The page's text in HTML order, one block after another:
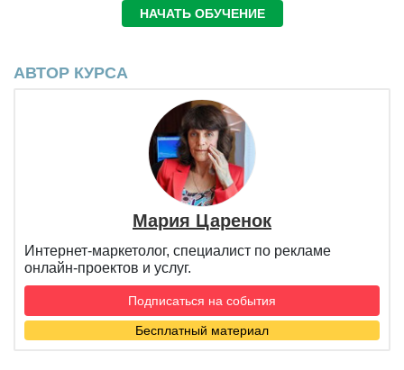
НАЧАТЬ ОБУЧЕНИЕ
АВТОР КУРСА
Мария Царенок
Интернет-маркетолог, специалист по рекламе
онлайн-проектов и услуг.
Подписаться на события
Бесплатный материал